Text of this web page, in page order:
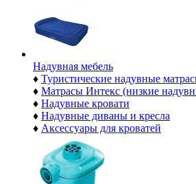
Надувная мебель
♦ Туристические надувные
♦ Матрасы Интекс (низкие
♦ Надувные кровати
♦ Надувные диваны и кресла
♦ Аксессуары для кроватей